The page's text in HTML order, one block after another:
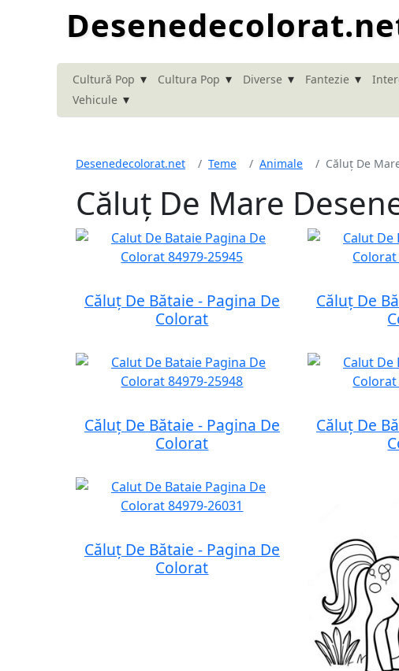
Cultură Pop ▾ Cultura Pop ▾ Diverse ▾ Fantezie ▾
Vehicule ▾
Desenedecolorat.net Teme Animale Căluț De
Căluț De Mare
Căluț De Bătaie - Pagina De
Colorat
Căluț De
Căluț De Bătaie - Pagina De
Colorat
Căluț De
Căluț De Bătaie - Pagina De
Colorat